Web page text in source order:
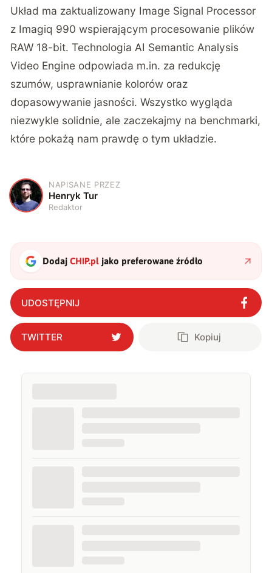
Układ ma zaktualizowany Image Signal Processor
z Imagiq 990 wspierającym procesowanie plików
RAW 18-bit. Technologia AI Semantic Analysis
Video Engine odpowiada m.in. za redukcję
szumów, usprawnianie kolorów oraz
dopasowywanie jasności. Wszystko wygląda
niezwykle solidnie, ale zaczekajmy na benchmarki,
które pokażą nam prawdę o tym układzie.
H
NAPISANE PRZEZ
Henryk Tur
Redaktor
DodajCHIP.pl jako preferowane źródło
UDOSTĘPNIJ
TWITTER Kopiuj